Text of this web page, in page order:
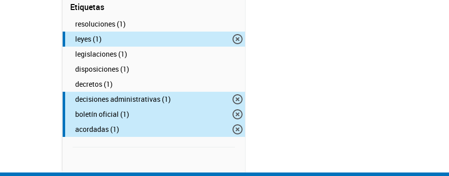
Etiquetas
resoluciones (1)
leyes (1)
legislaciones (1)
disposiciones (1)
decretos (1)
decisiones administrativas (1)
boletín oficial (1)
acordadas (1)